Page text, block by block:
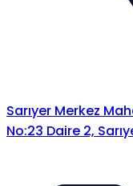
Sarıyer Merkez
No:23 Daire 2,